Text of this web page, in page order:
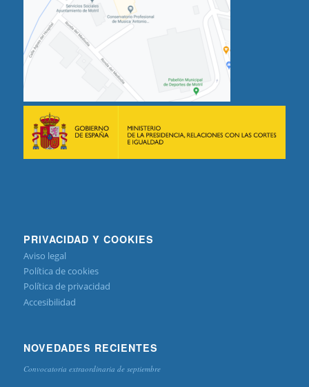
PRIVACIDAD Y COOKIES
Aviso legal
Política de cookies
Política de privacidad
Accesibilidad
NOVEDADES RECIENTES
Convocatoria extraordinaria de septiembre